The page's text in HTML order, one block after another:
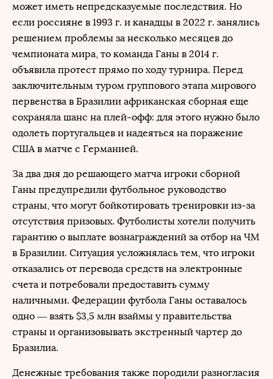
может иметь непредсказуемые последствия. Но
если россияне в 1993 г. и канадцы в 2022 г. занялись
решением проблемы за несколько месяцев до
чемпионата мира, то команда Ганы в 2014 г.
объявила протест прямо по ходу турнира. Перед
заключительным туром группового этапа мирового
первенства в Бразилии африканская сборная еще
сохраняла шанс на плей-офф: для этого нужно было
одолеть португальцев и надеяться на поражение
США в матче с Германией.
За два дня до решающего матча игроки сборной
Ганы предупредили футбольное руководство
страны, что могут бойкотировать тренировки из-за
отсутствия призовых. Футболисты хотели получить
гарантию о выплате вознаграждений за отбор на ЧМ
в Бразилии. Ситуация усложнялась тем, что игроки
отказались от перевода средств на электронные
счета и потребовали предоставить сумму
наличными. Федерации футбола Ганы оставалось
одно — взять $3,5 млн взаймы у правительства
страны и организовывать экстренный чартер до
Бразилиа.
Денежные требования также породили разногласия